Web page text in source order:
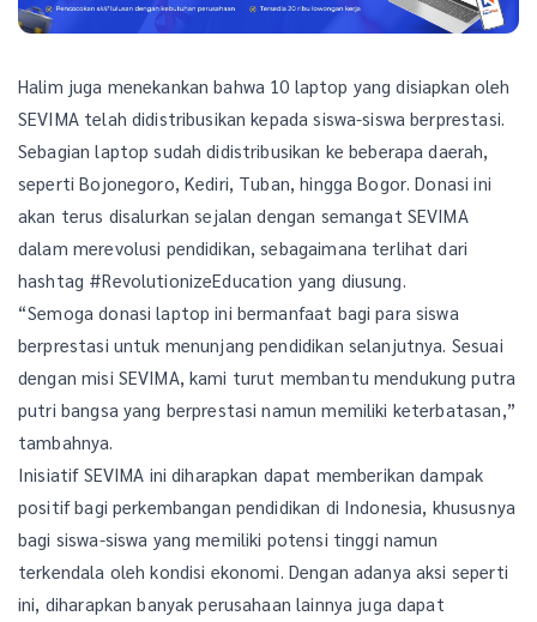
Halim juga menekankan bahwa 10 laptop yang disiapkan oleh
SEVIMA telah didistribusikan kepada siswa-siswa berprestasi.
Sebagian laptop sudah didistribusikan ke beberapa daerah,
seperti Bojonegoro, Kediri, Tuban, hingga Bogor. Donasi ini
akan terus disalurkan sejalan dengan semangat SEVIMA
dalam merevolusi pendidikan, sebagaimana terlihat dari
hashtag #RevolutionizeEducation yang diusung.
“Semoga donasi laptop ini bermanfaat bagi para siswa
berprestasi untuk menunjang pendidikan selanjutnya. Sesuai
dengan misi SEVIMA, kami turut membantu mendukung putra
putri bangsa yang berprestasi namun memiliki keterbatasan,”
tambahnya.
Inisiatif SEVIMA ini diharapkan dapat memberikan dampak
positif bagi perkembangan pendidikan di Indonesia, khususnya
bagi siswa-siswa yang memiliki potensi tinggi namun
terkendala oleh kondisi ekonomi. Dengan adanya aksi seperti
ini, diharapkan banyak perusahaan lainnya juga dapat